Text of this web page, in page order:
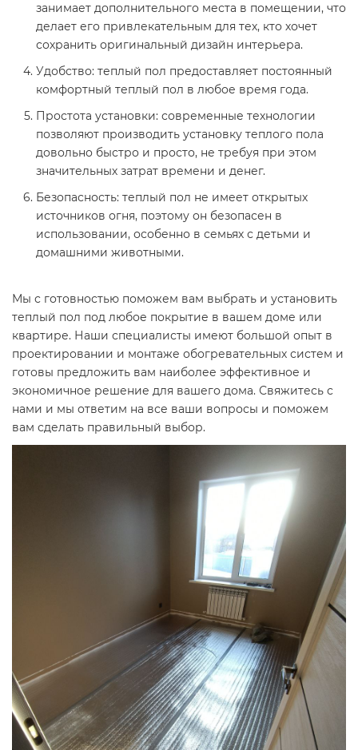
занимает дополнительного места в помещении, что
делает его привлекательным для тех, кто хочет
сохранить оригинальный дизайн интерьера.
Удобство: теплый пол предоставляет постоянный
комфортный теплый пол в любое время года.
Простота установки: современные технологии
позволяют производить установку теплого пола
довольно быстро и просто, не требуя при этом
значительных затрат времени и денег.
Безопасность: теплый пол не имеет открытых
источников огня, поэтому он безопасен в
использовании, особенно в семьях с детьми и
домашними животными.
Мы с готовностью поможем вам выбрать и установить
теплый пол под любое покрытие в вашем доме или
квартире. Наши специалисты имеют большой опыт в
проектировании и монтаже обогревательных систем и
готовы предложить вам наиболее эффективное и
экономичное решение для вашего дома. Свяжитесь с
нами и мы ответим на все ваши вопросы и поможем
вам сделать правильный выбор.